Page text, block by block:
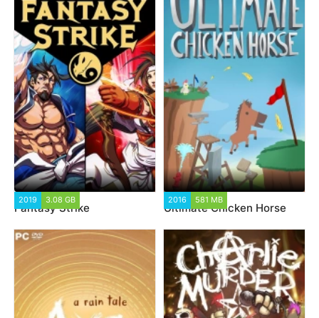
2019 3.08 GB
Fantasy Strike
2016 581 MB
Ultimate Chicken Horse